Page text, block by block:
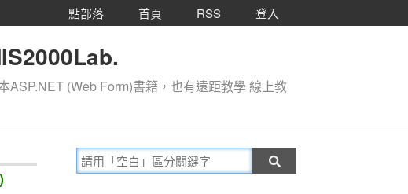
點部落 首頁 RSS 登入
(Web Form)書籍，也有遠距教學 線上教